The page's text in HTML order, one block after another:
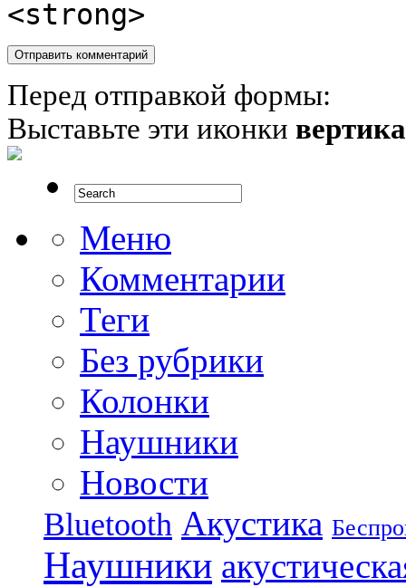
<strong>
Перед отправкой формы:
Выставьте эти иконки
Меню
Комментарии
Теги
Без рубрики
Колонки
Наушники
Новости
Bluetooth Акустика
Наушники